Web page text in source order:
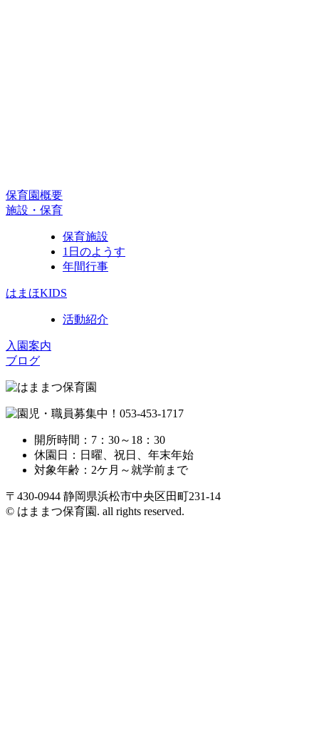
保育園概要
施設・保育
保育施設
1日のようす
年間行事
はまほKIDS
活動紹介
入園案内
ブログ
開所時間：7：30～18：30
休園日：日曜、祝日、年末年始
対象年齢：2ケ月～就学前まで
〒430-0944 静岡県浜松市中央区田町231-14
© はままつ保育園. all rights reserved.